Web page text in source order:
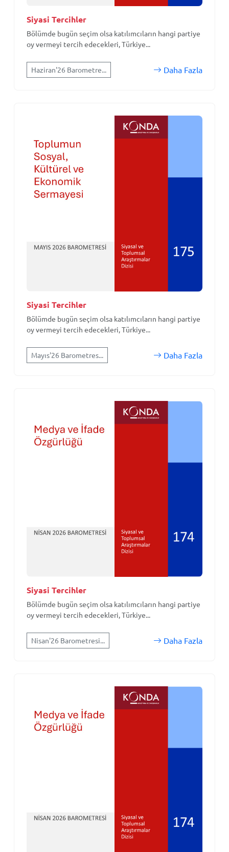
Siyasi Tercihler
Bölümde bugün seçim olsa katılımcıların hangi partiye
oy vermeyi tercih edecekleri, Türkiye...
Haziran'26 Barometre... Daha Fazla
Siyasi Tercihler
Bölümde bugün seçim olsa katılımcıların hangi partiye
oy vermeyi tercih edecekleri, Türkiye...
Mayıs'26 Barometres... Daha Fazla
Siyasi Tercihler
Bölümde bugün seçim olsa katılımcıların hangi partiye
oy vermeyi tercih edecekleri, Türkiye...
Nisan'26 Barometresi... Daha Fazla